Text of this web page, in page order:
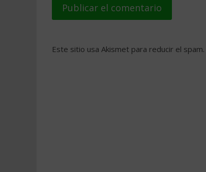
Este sitio usa Akismet para reducir el spam.